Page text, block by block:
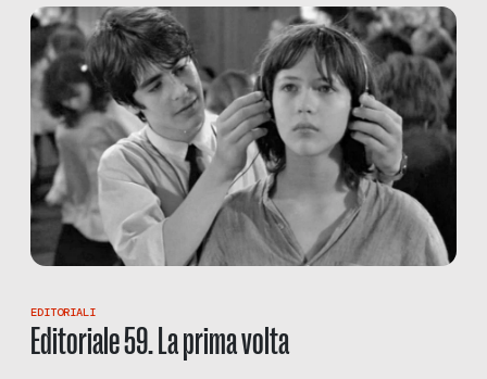
EDITORIALI
Editoriale 59. La prima volta